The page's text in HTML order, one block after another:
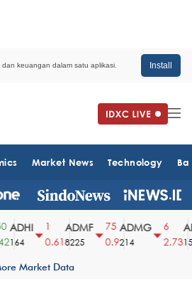
keuangan dalam satu aplikasi. Install
Market News Technology
ADHI
164
0.61
ADMF
8225
75
0.9
ADMG
214
2.73
Market Data